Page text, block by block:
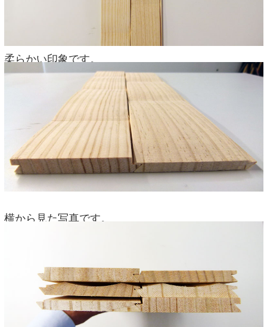
柔らかい印象です。
横から見た写真です。